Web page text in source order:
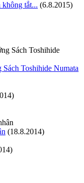
tắt... (6.8.2015)
Toshihide Numata
(18.8.2014)